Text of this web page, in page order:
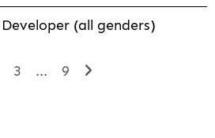
(all genders)
3 ... 9